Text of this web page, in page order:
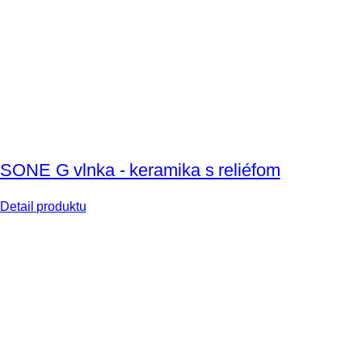
SONE G vlnka - keramika s reliéfom
Detail produktu